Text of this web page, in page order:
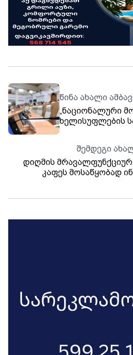
წინა ახალი
„ნაციონალური
ხელისუფლების
დროებითი
ხვალინდელ
მამუკა
ჯანაშვილი
შემდეგი
დიღმის
კაფეს მოსაწყობად